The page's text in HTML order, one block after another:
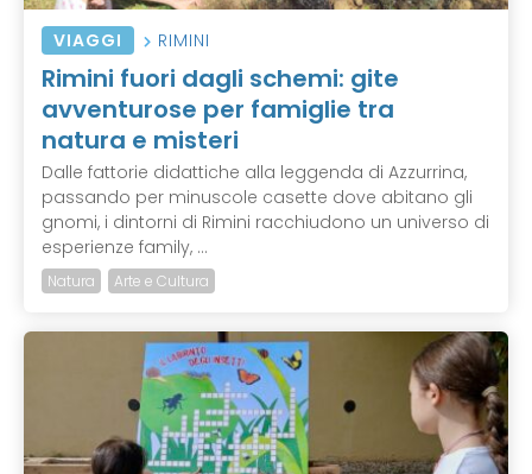
VIAGGI RIMINI
Rimini fuori dagli schemi: gite
avventurose per famiglie tra
natura e misteri
Dalle fattorie didattiche alla leggenda di Azzurrina,
passando per minuscole casette dove abitano gli
gnomi, i dintorni di Rimini racchiudono un universo di
esperienze family, ...
Natura Arte e Cultura